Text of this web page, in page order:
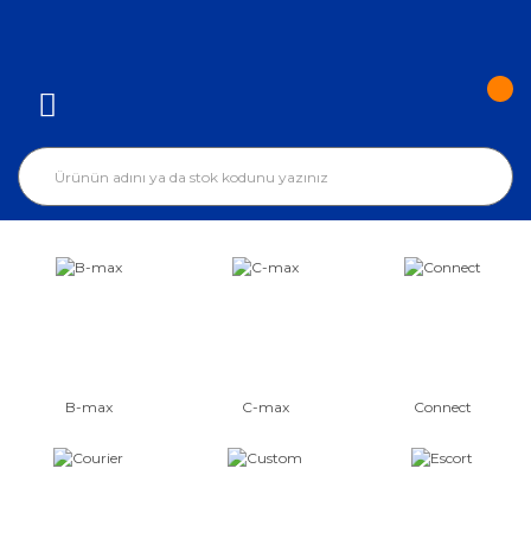
B-max C-max Connect